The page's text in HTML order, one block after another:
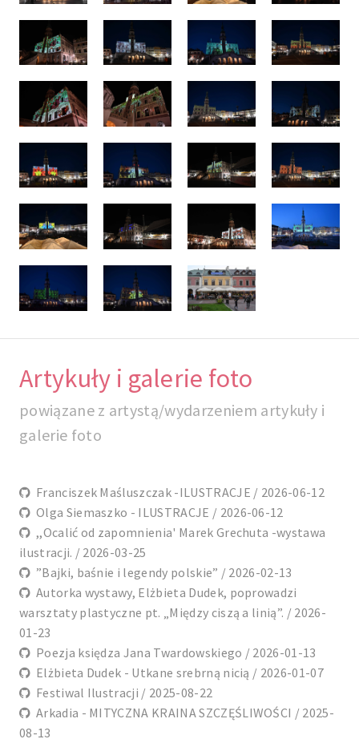
Artykuły i galerie foto
powiązane z artystą/wydarzeniem artykuły i
galerie foto
Franciszek Maśluszczak -ILUSTRACJE / 2026-06-12
Olga Siemaszko - ILUSTRACJE / 2026-06-12
,,Ocalić od zapomnienia' Marek Grechuta -wystawa
ilustracji. / 2026-03-25
”Bajki, baśnie i legendy polskie” / 2026-02-13
Autorka wystawy, Elżbieta Dudek, poprowadzi
warsztaty plastyczne pt. „Między ciszą a linią”. / 2026-
01-23
Poezja księdza Jana Twardowskiego / 2026-01-13
Elżbieta Dudek - Utkane srebrną nicią / 2026-01-07
Festiwal Ilustracji / 2025-08-22
Arkadia - MITYCZNA KRAINA SZCZĘŚLIWOŚCI / 2025-
08-13